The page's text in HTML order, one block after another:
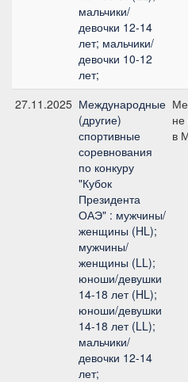
мальчики/
девочки 12-14
лет; мальчики/
девочки 10-12
лет;
27.11.2025 Международные
(другие)
спортивные
соревнования
по конкуру
"Кубок
Президента
ОАЭ" : мужчины/
женщины (HL);
мужчины/
женщины (LL);
юноши/девушки
14-18 лет (HL);
юноши/девушки
14-18 лет (LL);
мальчики/
девочки 12-14
лет;
в